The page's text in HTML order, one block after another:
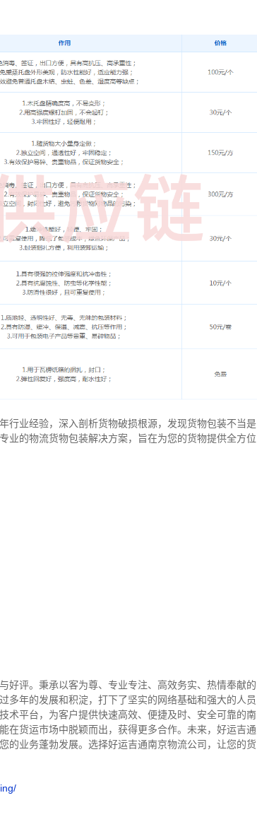
行业经验，深入剖析货物破损根源，发现货物包装不当是
业的物流货物包装解决方案，旨在为您的货物提供全方位
好评。 秉承以客为尊、专业专注、高效务实、热情奉献的
多年的发展和积淀，打下了坚实的网络基础和强大的人员
术平台，为客户提供快速高效、便捷及时、安全可靠的南
货运市场中脱颖而出，获得更多合作。 未来，好运吉通
的业务蓬勃发展。选择好运吉通南京物流公司，让您的货